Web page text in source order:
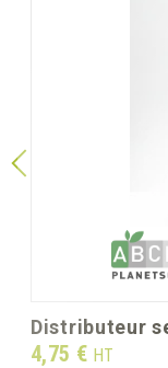
distributeur
Prix
4,75 € HT